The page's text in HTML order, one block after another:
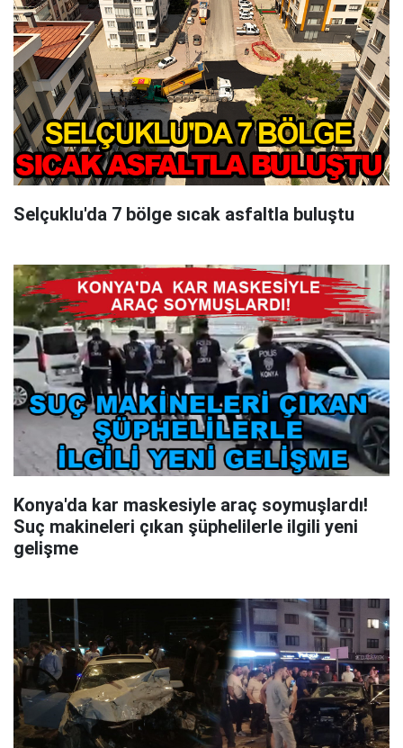
Selçuklu'da 7 bölge sıcak asfaltla buluştu
Konya'da kar maskesiyle araç soymuşlardı!
Suç makineleri çıkan şüphelilerle ilgili yeni
gelişme